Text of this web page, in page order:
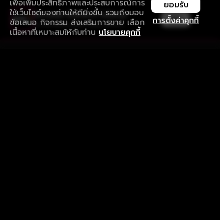
เพื่อเพิ่มประสิทธิภาพและประสบการณ์การ
ใช้เว็บไซต์ของท่านให้ดียิ่งขึ้น รวมถึงมอบ
ข้อเสนอ กิจกรรม ส่งเสริมการขาย เลือก
เนื้อหาที่เหมาะสมให้กับท่าน นโยบายคุกกี้
การตั้งค่าคุกกี้
ยอมรับ
ใช้งานแอป ลื่นไหลกว่า ไม่มีสะดุด
ดาวน์โหลดแอปเพื่อการรับชมที่ดีกว่า เปิด